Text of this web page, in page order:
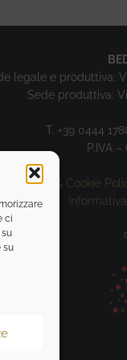
ci
su
legale e produttiva:
Sede produttiva:
T. +39 0444
P.IVA
Privacy & Cookie